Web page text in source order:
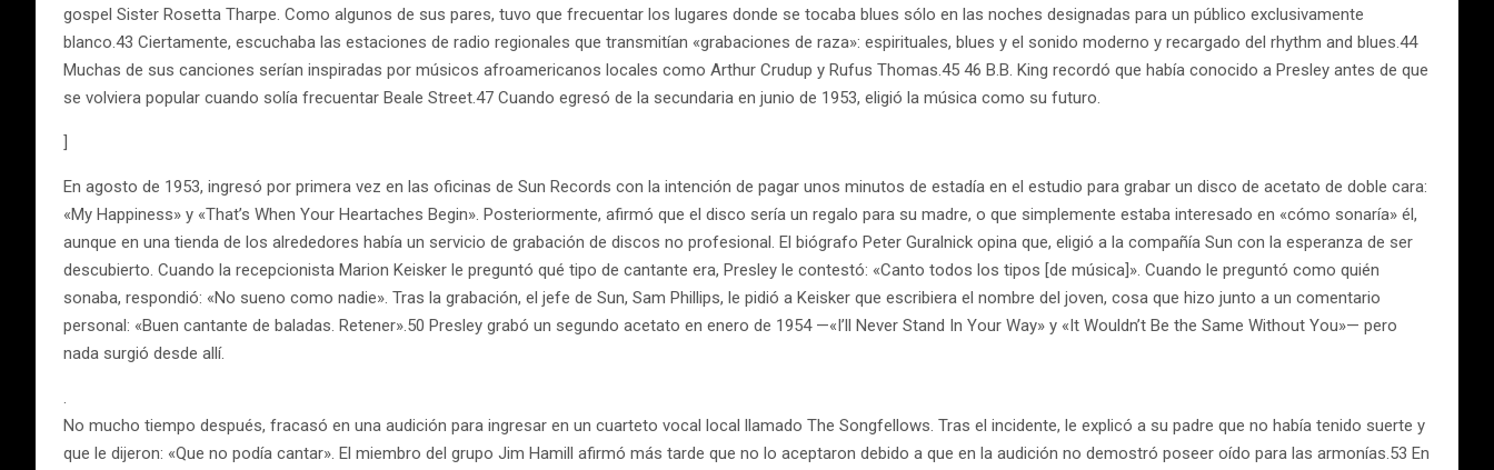
gospel Sister Rosetta Tharpe. Como algunos de sus pares, tuvo que frecuentar los lugares donde se tocaba blues sólo en las noches designadas para un público exclusivamente
blanco.43 Ciertamente, escuchaba las estaciones de radio regionales que transmitían «grabaciones de raza»: espirituales, blues y el sonido moderno y recargado del rhythm and blues.44
Muchas de sus canciones serían inspiradas por músicos afroamericanos locales como Arthur Crudup y Rufus Thomas.45 46 B.B. King recordó que había conocido a Presley antes de que
se volviera popular cuando solía frecuentar Beale Street.47 Cuando egresó de la secundaria en junio de 1953, eligió la música como su futuro.
]
En agosto de 1953, ingresó por primera vez en las oficinas de Sun Records con la intención de pagar unos minutos de estadía en el estudio para grabar un disco de acetato de doble cara:
«My Happiness» y «That’s When Your Heartaches Begin». Posteriormente, afirmó que el disco sería un regalo para su madre, o que simplemente estaba interesado en «cómo sonaría» él,
aunque en una tienda de los alrededores había un servicio de grabación de discos no profesional. El biógrafo Peter Guralnick opina que, eligió a la compañía Sun con la esperanza de ser
descubierto. Cuando la recepcionista Marion Keisker le preguntó qué tipo de cantante era, Presley le contestó: «Canto todos los tipos [de música]». Cuando le preguntó como quién
sonaba, respondió: «No sueno como nadie». Tras la grabación, el jefe de Sun, Sam Phillips, le pidió a Keisker que escribiera el nombre del joven, cosa que hizo junto a un comentario
personal: «Buen cantante de baladas. Retener».50 Presley grabó un segundo acetato en enero de 1954 —«I’ll Never Stand In Your Way» y «It Wouldn’t Be the Same Without You»— pero
nada surgió desde allí.
.
No mucho tiempo después, fracasó en una audición para ingresar en un cuarteto vocal local llamado The Songfellows. Tras el incidente, le explicó a su padre que no había tenido suerte y
que le dijeron: «Que no podía cantar». El miembro del grupo Jim Hamill afirmó más tarde que no lo aceptaron debido a que en la audición no demostró poseer oído para las armonías.53 En